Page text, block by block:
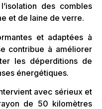
des combles
et de laine de verre.
et adaptées à
contribue à améliorer
les déperditions de
énergétiques.
avec sérieux et
de 50 kilomètres